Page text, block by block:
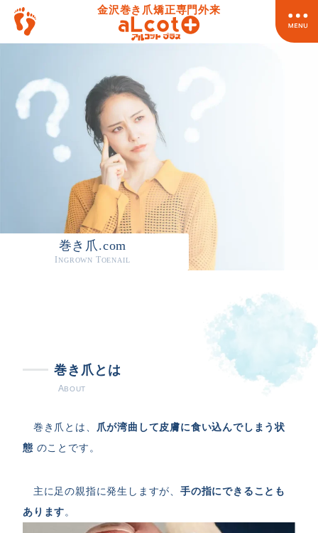
金沢巻き爪矯正専門外来
巻き爪.com
INGROWN TOENAIL
巻き爪とは
ABOUT
巻き爪とは、 爪が湾曲して皮膚に食い込んでしまう状
態 のことです。
主に足の親指に発生しますが、手の指にできることも
あります。